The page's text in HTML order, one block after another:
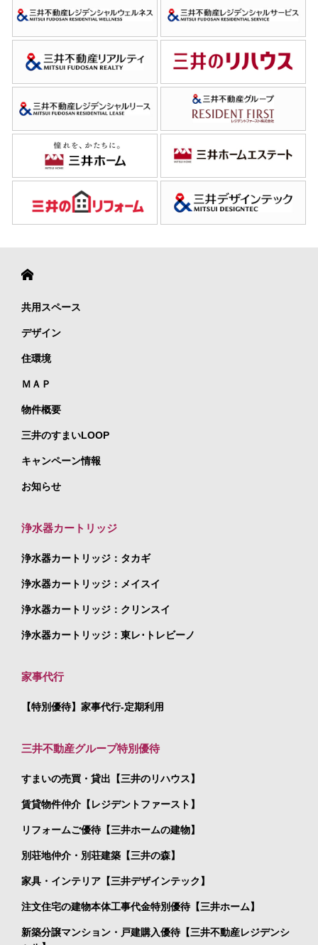
共用スペース
デザイン
住環境
ＭＡＰ
物件概要
三井のすまいLOOP
キャンペーン情報
お知らせ
浄水器カートリッジ
浄水器カートリッジ：タカギ
浄水器カートリッジ：メイスイ
浄水器カートリッジ：クリンスイ
浄水器カートリッジ：東レ･トレビーノ
家事代行
【特別優待】家事代行-定期利用
三井不動産グループ特別優待
すまいの売買・貸出【三井のリハウス】
賃貸物件仲介【レジデントファースト】
リフォームご優待【三井ホームの建物】
別荘地仲介・別荘建築【三井の森】
家具・インテリア【三井デザインテック】
注文住宅の建物本体工事代金特別優待【三井ホーム】
新築分譲マンション・戸建購入優待【三井不動産レジデンシ